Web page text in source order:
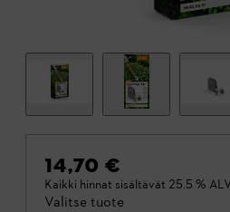
14,70 €
Kaikki hinnat sisältävät 25.5 %
Valitse tuote